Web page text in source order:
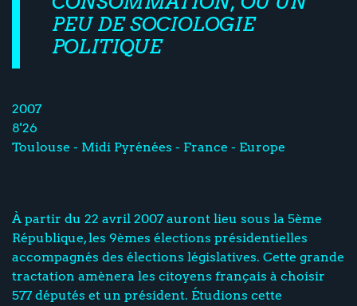
PEU DE SOCIOLOGIE
POLITIQUE
2007
8'26
Toulouse - Midi Pyrénées - France - Europe
À partir du 22 avril 2007 auront lieu sous la 5ème
République, les 9èmes élections présidentielles
accompagnés des élections législatives. Cette grande
tractation amènera les citoyens français à choisir
577 députés et un président. Étudions cette